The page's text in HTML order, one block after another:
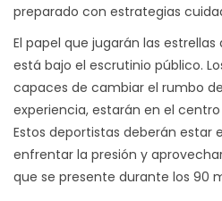
preparado con estrategias
El papel que jugarán las
está bajo el escrutinio público.
capaces de cambiar el rumbo
experiencia, estarán en el
Estos deportistas deberán estar
enfrentar la presión y
que se presente durante los 90